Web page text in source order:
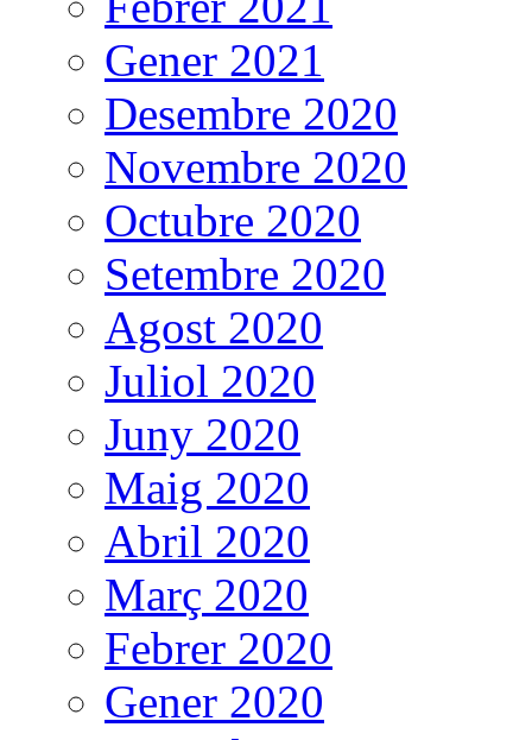
Gener 2021
Desembre 2020
Novembre 2020
Octubre 2020
Setembre 2020
Agost 2020
Juliol 2020
Juny 2020
Maig 2020
Abril 2020
Març 2020
Febrer 2020
Gener 2020